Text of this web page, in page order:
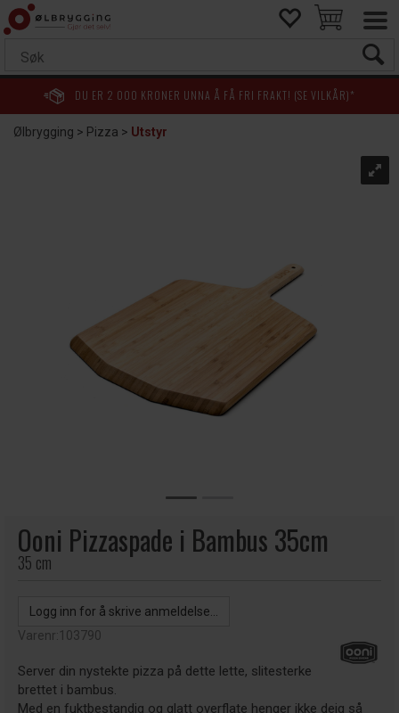
DU ER 2 000 KRONER UNNA Å FÅ FRI FRAKT! (SE VILKÅR)*
Ølbrygging>Pizza>Utstyr
Ooni Pizzaspade i Bambus 35cm
35 cm
Logg inn for å skrive anmeldelse...
Varenr:103790
Server din nystekte pizza på dette lette, slitesterke
brettet i bambus.
Med en fuktbestandig og glatt overflate henger ikke deig så